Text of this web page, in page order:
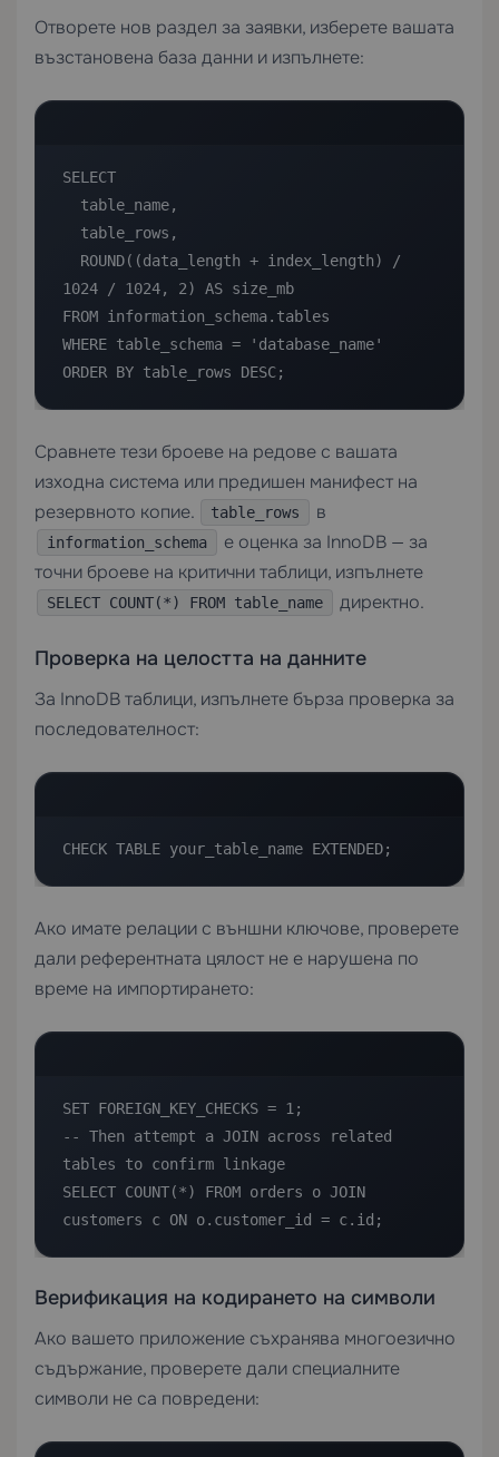
Отворете нов раздел за заявки, изберете вашата
възстановена база данни и изпълнете:
SELECT
1024 / 1024, 2) AS size_mb
FROM information_schema.tables
WHERE table_schema = 'database_name'
ORDER BY table_rows DESC;
Сравнете тези броеве на редове с вашата
изходна система или предишен манифест на
резервното копие.
table_rows в
information_schema
е оценка за InnoDB — за
точни броеве на критични таблици, изпълнете
SELECT COUNT(*) FROM table_name директно.
Проверка на целостта на данните
За InnoDB таблици, изпълнете бърза проверка за
последователност:
CHECK TABLE your_table_name EXTENDED;
Ако имате релации с външни ключове, проверете
дали референтната цялост не е нарушена по
време на импортирането:
SET FOREIGN_KEY_CHECKS = 1;
-- Then attempt a JOIN across related
tables to confirm linkage
SELECT COUNT(*) FROM orders o JOIN
customers c ON o.customer_id = c.id;
Верификация на кодирането на символи
Ако вашето приложение съхранява многоезично
съдържание, проверете дали специалните
символи не са повредени: